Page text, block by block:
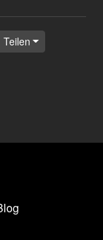
Teilen